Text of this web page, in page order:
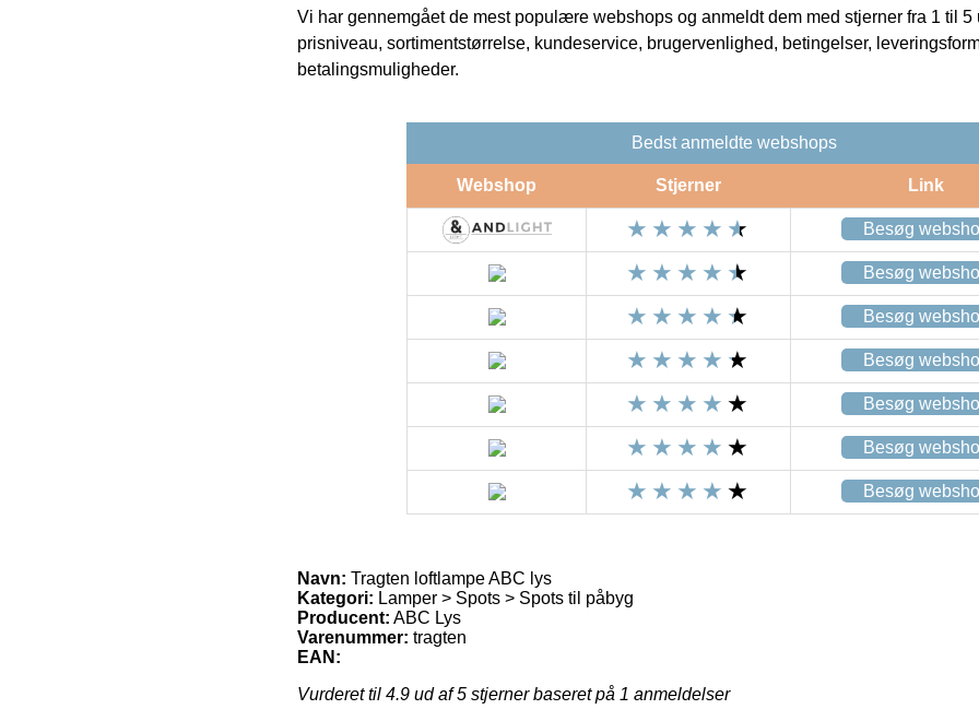
Vi har gennemgået de mest populære webshops og anmeldt dem med stjerner fra 1 til 5
prisniveau, sortimentstørrelse, kundeservice, brugervenlighed, betingelser,
betalingsmuligheder.
Bedst anmeldte webshops
Webshop Stjerner Link
Besøg
Besøg
Besøg
Besøg
Besøg
Besøg
Besøg
Navn: Tragten loftlampe ABC lys
Kategori: Lamper > Spots > Spots til påbyg
Producent: ABC Lys
Varenummer: tragten
EAN:
Vurderet til 4.9 ud af 5 stjerner baseret på 1 anmeldelser